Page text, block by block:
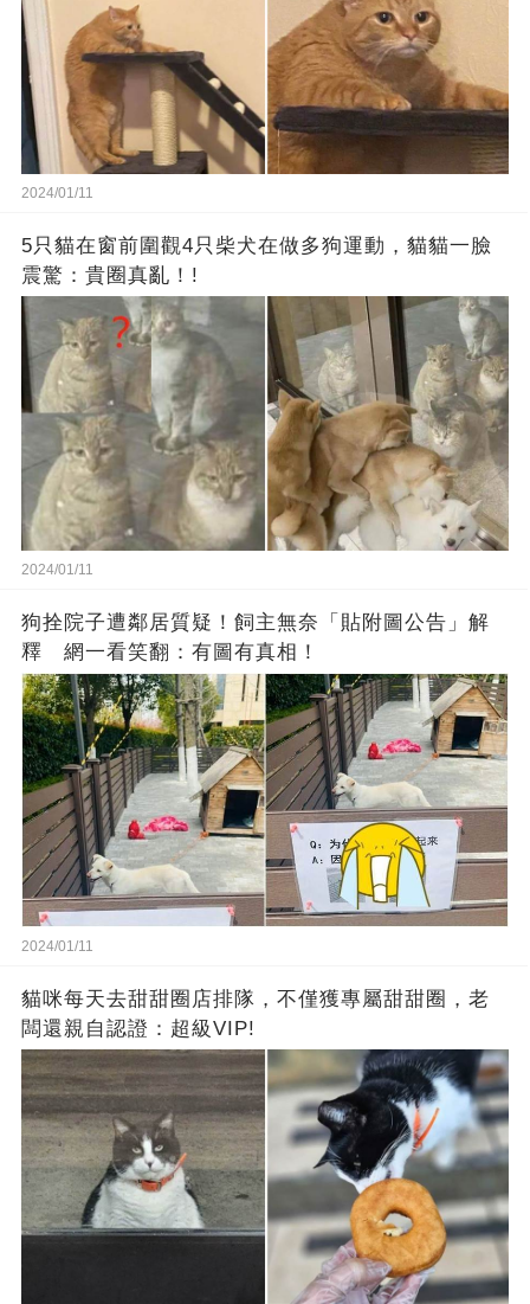
2024/01/11
5只貓在窗前圍觀4只柴犬在做多狗運動，貓貓一臉
震驚：貴圈真亂！!
2024/01/11
狗拴院子遭鄰居質疑！飼主無奈「貼附圖公告」解
釋 網一看笑翻：有圖有真相！
2024/01/11
貓咪每天去甜甜圈店排隊，不僅獲專屬甜甜圈，老
闆還親自認證：超級VIP!